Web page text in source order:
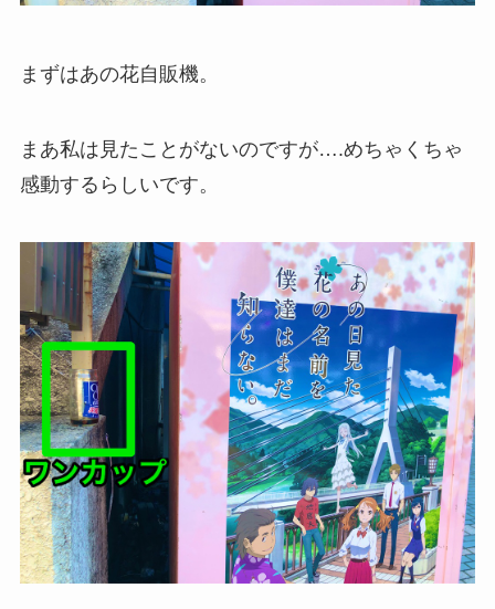
まずはあの花自販機。
まあ私は見たことがないのですが….めちゃくちゃ
感動するらしいです。